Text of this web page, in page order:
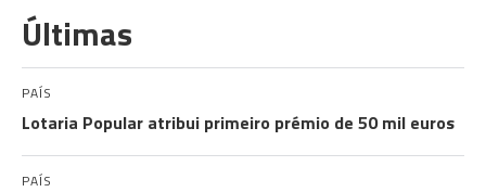
Últimas
PAÍS
Lotaria Popular atribui primeiro prémio de 50 mil euros
PAÍS